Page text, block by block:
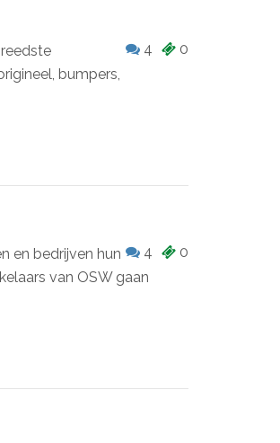
0
4
bumpers,
0
4
en bedrijven hun
van OSW gaan